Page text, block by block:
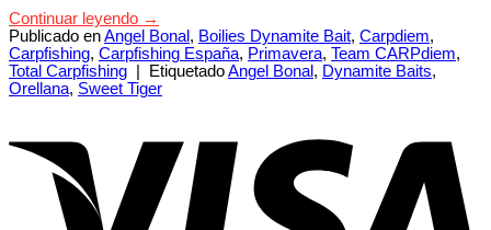
Continuar leyendo →
Publicado enAngel Bonal , Boilies Dynamite Bait, Carpdiem,
Carpfishing, Carpfishing España, Primavera, Team CARPdiem,
Total Carpfishing
EtiquetadoAngel Bonal , Dynamite Baits,
Orellana, Sweet Tiger